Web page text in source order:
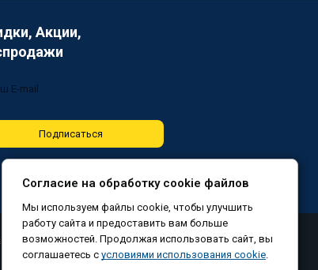
Акции,
Подписаться
обработку файлов cookie
Согласие на обработку cookie файлов
Мы используем файлы cookie, чтобы улучшить
работу сайта и предоставить вам больше
возможностей. Продолжая использовать сайт, вы
соглашаетесь с условиями использования cookie.